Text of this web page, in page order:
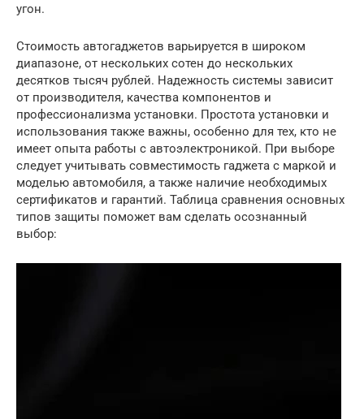
угон.
Стоимость автогаджетов варьируется в широком
диапазоне, от нескольких сотен до нескольких
десятков тысяч рублей. Надежность системы зависит
от производителя, качества компонентов и
профессионализма установки. Простота установки и
использования также важны, особенно для тех, кто не
имеет опыта работы с автоэлектроникой. При выборе
следует учитывать совместимость гаджета с маркой и
моделью автомобиля, а также наличие необходимых
сертификатов и гарантий. Таблица сравнения основных
типов защиты поможет вам сделать осознанный
выбор: